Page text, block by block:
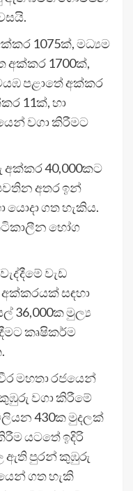
1075ක්, මධ්‍යම
අක්කර 1700ක්,
පළාතේ අක්කර
11ක්, හා
වගා කිරීමට
40,000කට
අතර ඉන්
යොදා ගත හැකිය.
භෝග
වැඩ
සඳහා
36,000ක මුල්‍ය
කෘෂිකර්ම
මහතා රජයෙන්
වගා කිරීමේ
430ක මුදලක්
යටතේ ඉදිරි
ඇති පුරන් කුඹුරු
ගත හැකි